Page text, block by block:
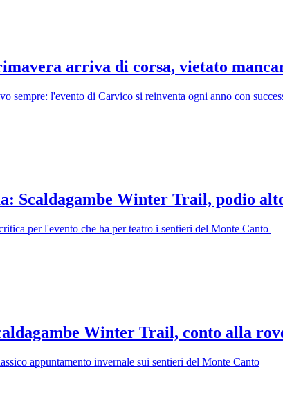
arriva di corsa, vietato
sempre: l'evento di Carvico si reinventa ogni anno con
Scaldagambe Winter Trail, podio
per l'evento che ha per teatro i sentieri del Monte Canto
Winter Trail, conto alla
appuntamento invernale sui sentieri del Monte Canto